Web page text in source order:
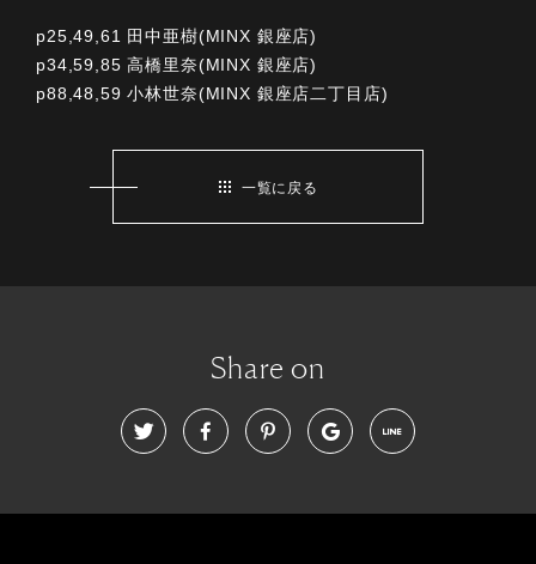
p25,49,61 田中亜樹(MINX 銀座店)
p34,59,85 高橋里奈(MINX 銀座店)
p88,48,59 小林世奈(MINX 銀座店二丁目店)
一覧に戻る
Share on